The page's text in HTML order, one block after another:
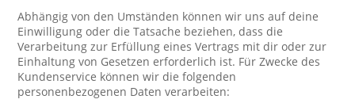
Abhängig von den Umständen können wir uns auf deine
Einwilligung oder die Tatsache beziehen, dass die
Verarbeitung zur Erfüllung eines Vertrags mit dir oder zur
Einhaltung von Gesetzen erforderlich ist. Für Zwecke des
Kundenservice können wir die folgenden
personenbezogenen Daten verarbeiten: